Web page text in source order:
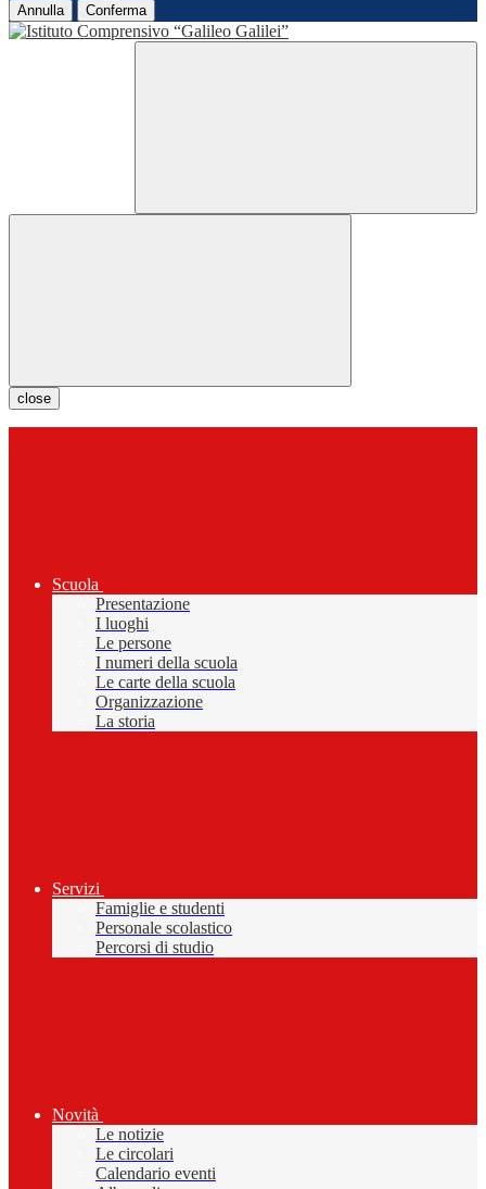
Annulla Conferma
close
Scuola
Presentazione
I luoghi
Le persone
I numeri della scuola
Le carte della scuola
Organizzazione
La storia
Servizi
Famiglie e studenti
Personale scolastico
Percorsi di studio
Novità
Le notizie
Le circolari
Calendario eventi